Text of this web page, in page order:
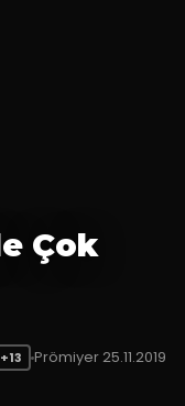
Çok
+13 Prömiyer 25.11.2019